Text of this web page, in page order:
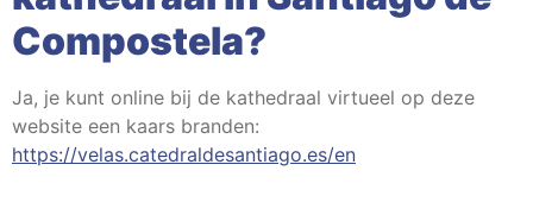
Compostela?
Ja, je kunt online bij de kathedraal virtueel op deze
website een kaars branden:
https://velas.catedraldesantiago.es/en